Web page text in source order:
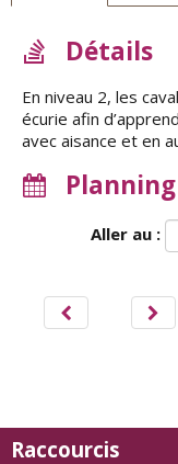
Détails
En niveau 2, les
écurie afin
avec aisance et en
Aller au :
Raccourcis